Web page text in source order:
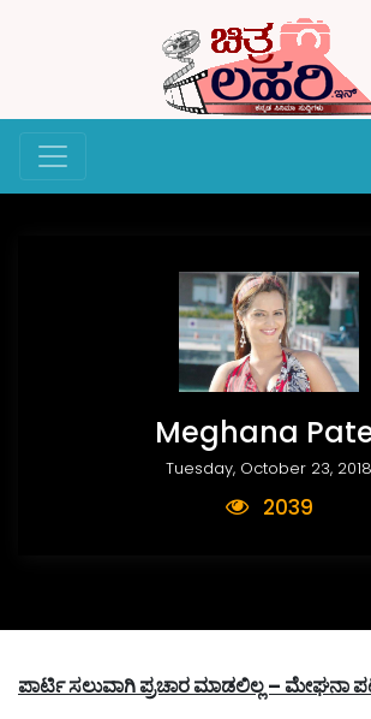
Meghana
Tuesday, October 23, 2018
2039
ಪಾರ್ಟಿ ಸಲುವಾಗಿ ಪ್ರಚಾರ ಮಾಡಲಿಲ್ಲ – ಮೇಘನಾ